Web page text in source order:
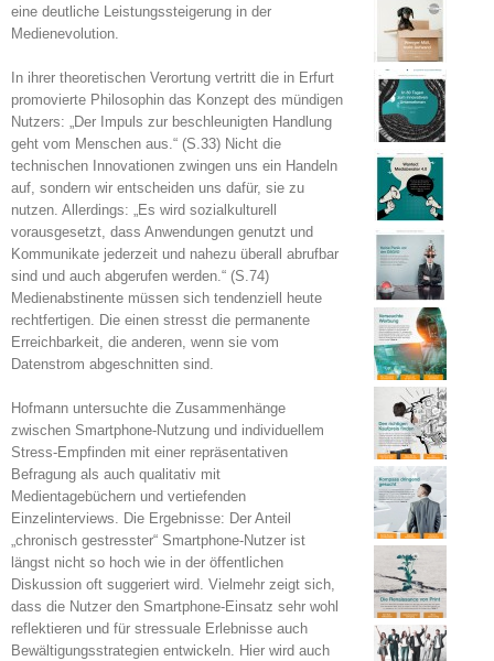
eine deutliche Leistungssteigerung in der
Medienevolution.
In ihrer theoretischen Verortung vertritt die in Erfurt
promovierte Philosophin das Konzept des mündigen
Nutzers: „Der Impuls zur beschleunigten Handlung
geht vom Menschen aus.“ (S.33) Nicht die
technischen Innovationen zwingen uns ein Handeln
auf, sondern wir entscheiden uns dafür, sie zu
nutzen. Allerdings: „Es wird sozialkulturell
vorausgesetzt, dass Anwendungen genutzt und
Kommunikate jederzeit und nahezu überall abrufbar
sind und auch abgerufen werden.“ (S.74)
Medienabstinente müssen sich tendenziell heute
rechtfertigen. Die einen stresst die permanente
Erreichbarkeit, die anderen, wenn sie vom
Datenstrom abgeschnitten sind.
Hofmann untersuchte die Zusammenhänge
zwischen Smartphone-Nutzung und individuellem
Stress-Empfinden mit einer repräsentativen
Befragung als auch qualitativ mit
Medientagebüchern und vertiefenden
Einzelinterviews. Die Ergebnisse: Der Anteil
„chronisch gestresster“ Smartphone-Nutzer ist
längst nicht so hoch wie in der öffentlichen
Diskussion oft suggeriert wird. Vielmehr zeigt sich,
dass die Nutzer den Smartphone-Einsatz sehr wohl
reflektieren und für stressuale Erlebnisse auch
Bewältigungsstrategien entwickeln. Hier wird auch